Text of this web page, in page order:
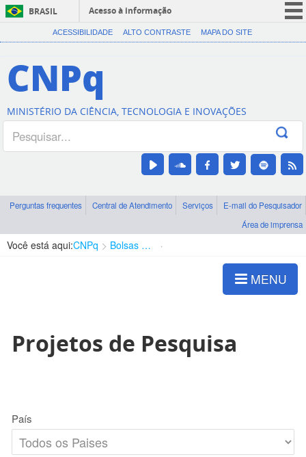
BRASIL
Acesso à informação
CORONAVÍRUS (COVID-19)
Canais
ACESSIBILIDADE ALTO CONTRASTE MAPA DO SITE
CNPq
MINISTÉRIO DA CIÊNCIA, TECNOLOGIA E INOVAÇÕES
Perguntas frequentes Central de Atendimento Serviços
E-mail do Pesquisador
Área de imprensa
Você está aqui:CNPq Bolsas e Auxílios Vigentes
MENU
Projetos de Pesquisa
País